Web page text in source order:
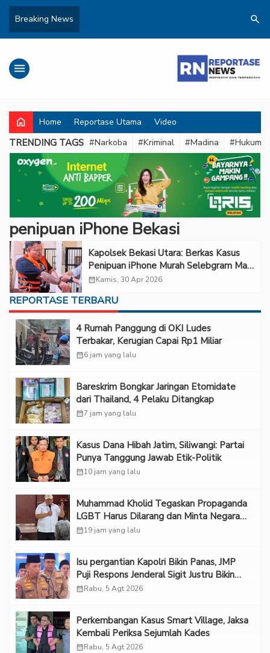
Breaking News search
menu
home Home Reportase Utama Video
TRENDING TAGS #Narkoba #Kriminal #Madina #Hukum
penipuan iPhone Bekasi
Kapolsek Bekasi Utara: Berkas Kasus
Penipuan iPhone Murah Selebgram Mas
Don Dilimpahkan ke Kejaksaan
calendar_monthKamis, 30 Apr 2026
REPORTASE TERBARU
‎4 Rumah Panggung di OKI Ludes
Terbakar, Kerugian Capai Rp1 Miliar
calendar_month6 jam yang lalu
Bareskrim Bongkar Jaringan Etomidate
dari Thailand, 4 Pelaku Ditangkap
calendar_month7 jam yang lalu
Kasus Dana Hibah Jatim, Siliwangi: Partai
Punya Tanggung Jawab Etik-Politik
calendar_month10 jam yang lalu
Muhammad Kholid Tegaskan Propaganda
LGBT Harus Dilarang dan Minta Negara
Melindungi Korban
calendar_month19 jam yang lalu
Isu pergantian Kapolri Bikin Panas, JMP
Puji Respons Jenderal Sigit Justru Bikin
“Adem”
calendar_monthRabu, 5 Agt 2026
Perkembangan Kasus Smart Village, Jaksa
Kembali Periksa Sejumlah Kades
calendar_monthRabu, 5 Agt 2026